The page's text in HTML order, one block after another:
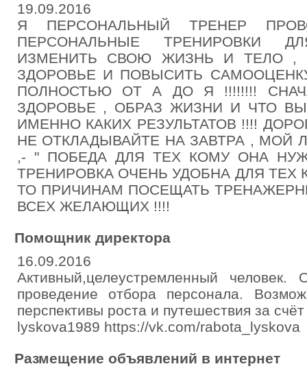
19.09.2016
Я ПЕРСОНАЛЬНЫЙ ТРЕНЕР
ПЕРСОНАЛЬНЫЕ ТРЕНИРОВКИ
ИЗМЕНИТЬ СВОЮ ЖИЗНЬ И ТЕЛО ,
ЗДОРОВЬЕ И ПОВЫСИТЬ
ПОЛНОСТЬЮ ОТ А ДО Я !!!!!!!!
ЗДОРОВЬЕ , ОБРАЗ ЖИЗНИ И ЧТО
ИМЕННО КАКИХ РЕЗУЛЬТАТОВ !!!!
НЕ ОТКЛАДЫВАЙТЕ НА ЗАВТРА , МОЙ
,- " ПОБЕДА ДЛЯ ТЕХ КОМУ ОНА
ТРЕНИРОВКА ОЧЕНЬ УДОБНА ДЛЯ
ТО ПРИЧИНАМ ПОСЕЩАТЬ
ВСЕХ ЖЕЛАЮЩИХ !!!!
Помощник директора
16.09.2016
Активный,целеустремленный
проведение отбора персонала.
перспективы роста и путешествия за
lyskova1989 https://vk.com/rabota_lyskova
Размещение объявлений в интернет